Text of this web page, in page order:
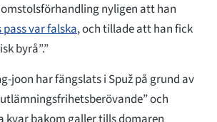
nyligen att han
var falska, och tillade att han fick
byrå”.”
joon har fängslats i Spuž på grund av
och